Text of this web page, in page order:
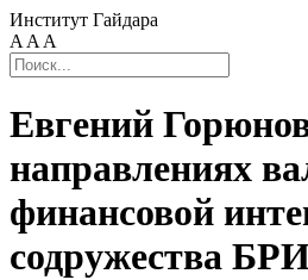
Институт Гайдара
A A A
Евгений
направлениях
финансовой
содружества